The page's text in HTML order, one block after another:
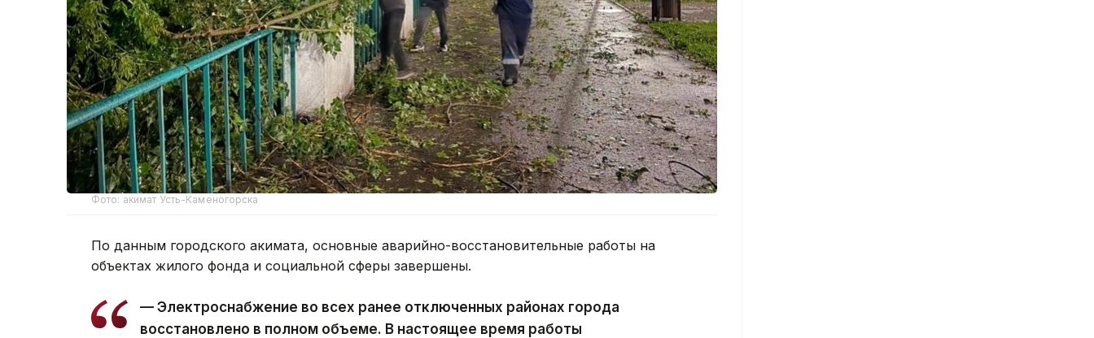
Фото: акимат Усть-Каменогорска
По данным городского акимата, основные аварийно-восстановительные работы на
объектах жилого фонда и социальной сферы завершены.
— Электроснабжение во всех ранее отключенных районах города
восстановлено в полном объеме. В настоящее время работы